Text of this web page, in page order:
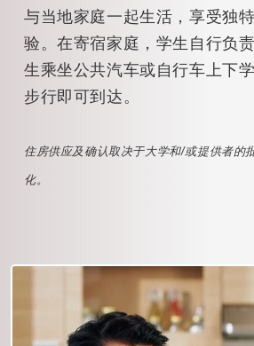
与当地家庭一起生活，享受独
验。在寄宿家庭，学生自行负
生乘坐公共汽车或自行车上下
步行即可到达。
住房供应及确认取决于大学和/或提供者的
化。